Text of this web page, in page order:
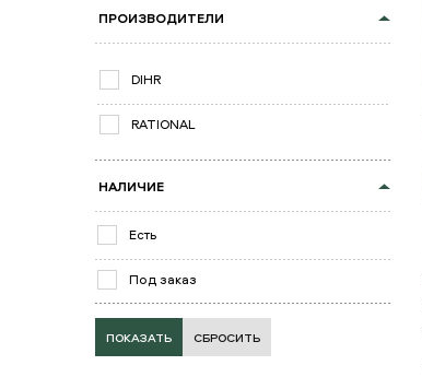
ПРОИЗВОДИТЕЛИ
DIHR
RATIONAL
НАЛИЧИЕ
Есть
Под заказ
СБРОСИТЬ